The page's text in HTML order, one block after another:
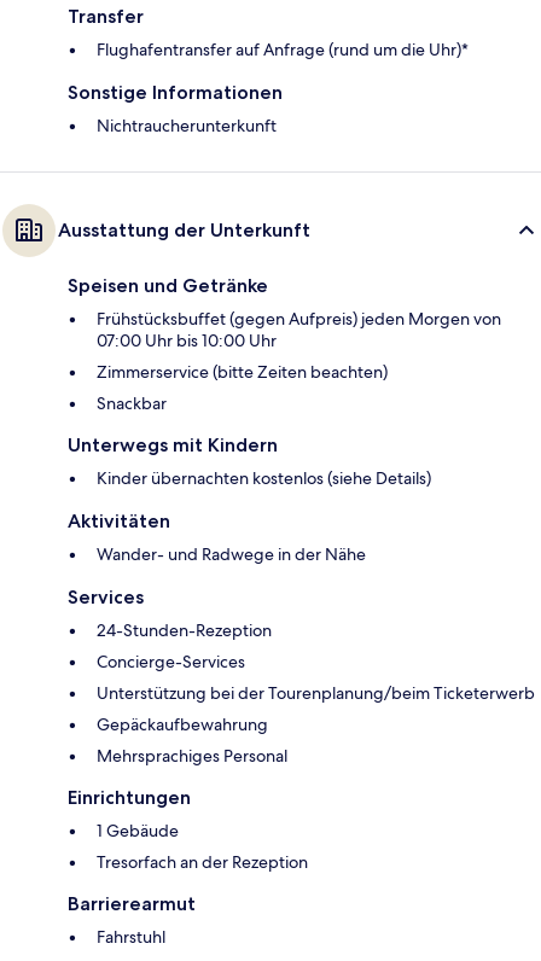
Transfer
Flughafentransfer auf Anfrage (rund um die Uhr)*
Sonstige Informationen
Nichtraucherunterkunft
Ausstattung der Unterkunft
Speisen und Getränke
Frühstücksbuffet (gegen Aufpreis) jeden Morgen von
07:00 Uhr bis 10:00 Uhr
Zimmerservice (bitte Zeiten beachten)
Snackbar
Unterwegs mit Kindern
Kinder übernachten kostenlos (siehe Details)
Aktivitäten
Wander- und Radwege in der Nähe
Services
24-Stunden-Rezeption
Concierge-Services
Unterstützung bei der Tourenplanung/beim Ticketerwerb
Gepäckaufbewahrung
Mehrsprachiges Personal
Einrichtungen
1 Gebäude
Tresorfach an der Rezeption
Barrierearmut
Fahrstuhl